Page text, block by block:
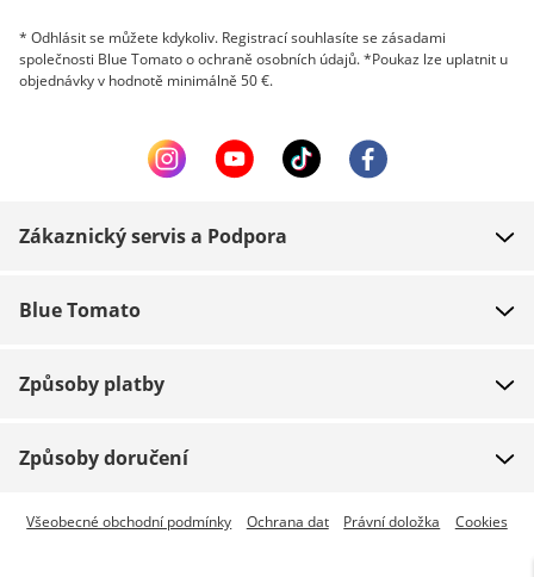
* Odhlásit se můžete kdykoliv. Registrací souhlasíte se zásadami
společnosti Blue Tomato o ochraně osobních údajů. *Poukaz lze uplatnit u
objednávky v hodnotě minimálně 50 €.
Zákaznický servis a Podpora
Platba
Navrácení zboží
Sledování zásilky
Blue Tomato
Práce
Blue World
Způsoby platby
Způsoby doručení
Expresní doručení je dostupné
Všeobecné obchodní podmínky Ochrana dat Právní doložka Cookies